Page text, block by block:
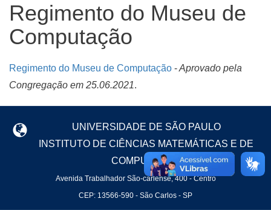
Regimento do Museu de
Computação
Regimento do Museu de Computação -Aprovado pela
Congregação em 25.06.2021.
UNIVERSIDADE DE SÃO PAULO
INSTITUTO DE CIÊNCIAS MATEMÁTICAS E DE
COMPUTAÇÃO
Avenida Trabalhador São-carlense, 400 - Centro
CEP: 13566-590 - São Carlos - SP